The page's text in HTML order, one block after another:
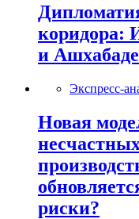
коридора:
и Ашхабаде
Экспресс-
Новая
риски?